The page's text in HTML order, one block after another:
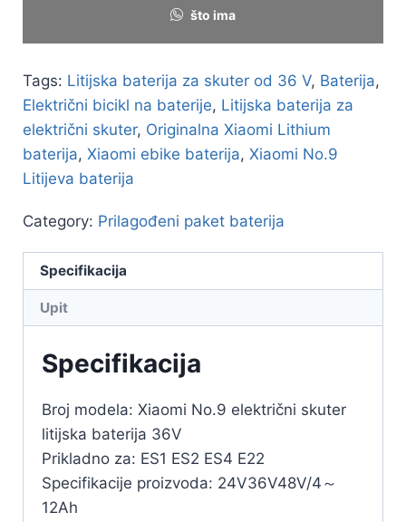
što ima
Tags: Litijska baterija za skuter od 36 V, Baterija,
Električni bicikl na baterije, Litijska baterija za
električni skuter, Originalna Xiaomi Lithium
baterija, Xiaomi ebike baterija, Xiaomi No.9
Litijeva baterija
Category: Prilagođeni paket baterija
Specifikacija
Upit
Specifikacija
Broj modela: Xiaomi No.9 električni skuter
litijska baterija 36V
Prikladno za: ES1 ES2 ES4 E22
Specifikacije proizvoda: 24V36V48V/4～
12Ah